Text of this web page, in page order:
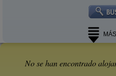
No se han encontrado